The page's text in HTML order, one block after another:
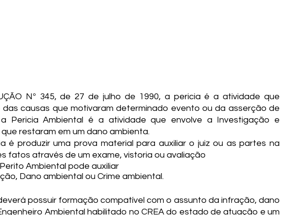
Nº 345, de 27 de julho de 1990, a pericia é a atividade que
causas que motivaram determinado evento ou da asserção de
Pericia Ambiental é a atividade que envolve a Investigação e
restaram em um dano ambienta.
é produzir uma prova material para auxiliar o juiz ou as partes na
fatos através de um exame, vistoria ou avaliação
Ambiental pode auxiliar
Dano ambiental ou Crime ambiental.
possuir formação compatível com o assunto da infração, dano
Ambiental habilitado no CREA do estado de atuação e um